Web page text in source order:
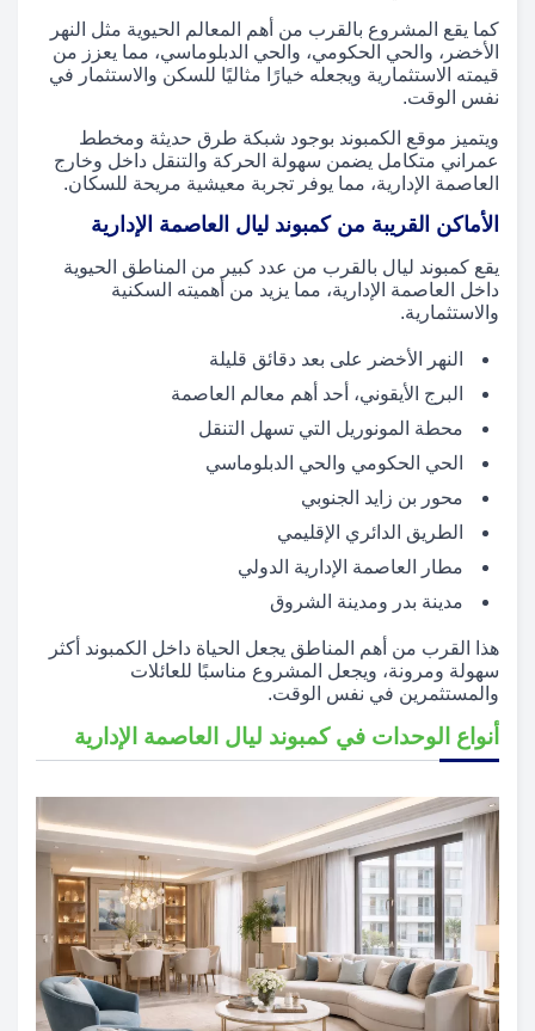
كما يقع المشروع بالقرب من أهم المعالم الحيوية مثل النهر
الأخضر، والحي الحكومي، والحي الدبلوماسي، مما يعزز من
قيمته الاستثمارية ويجعله خيارًا مثاليًا للسكن والاستثمار في
نفس الوقت.
ويتميز موقع الكمبوند بوجود شبكة طرق حديثة ومخطط
عمراني متكامل يضمن سهولة الحركة والتنقل داخل وخارج
العاصمة الإدارية، مما يوفر تجربة معيشية مريحة للسكان.
الأماكن القريبة من كمبوند ليال العاصمة الإدارية
يقع كمبوند ليال بالقرب من عدد كبير من المناطق الحيوية
داخل العاصمة الإدارية، مما يزيد من أهميته السكنية
والاستثمارية.
النهر الأخضر على بعد دقائق قليلة
البرج الأيقوني، أحد أهم معالم العاصمة
محطة المونوريل التي تسهل التنقل
الحي الحكومي والحي الدبلوماسي
محور بن زايد الجنوبي
الطريق الدائري الإقليمي
مطار العاصمة الإدارية الدولي
مدينة بدر ومدينة الشروق
هذا القرب من أهم المناطق يجعل الحياة داخل الكمبوند أكثر
سهولة ومرونة، ويجعل المشروع مناسبًا للعائلات
والمستثمرين في نفس الوقت.
أنواع الوحدات في كمبوند ليال العاصمة الإدارية